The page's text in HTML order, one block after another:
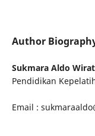
Author
Sukmara Aldo
Pendidikan
Email :